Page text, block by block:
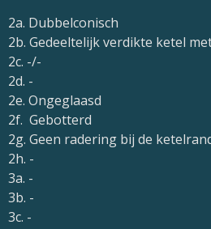
2a. Dubbelconisch
2b. Gedeeltelijk verdikte ketel
2c. -/-
2d. -
2e. Ongeglaasd
2f. Gebotterd
2g. Geen radering bij de
2h. -
3a. -
3b. -
3c. -